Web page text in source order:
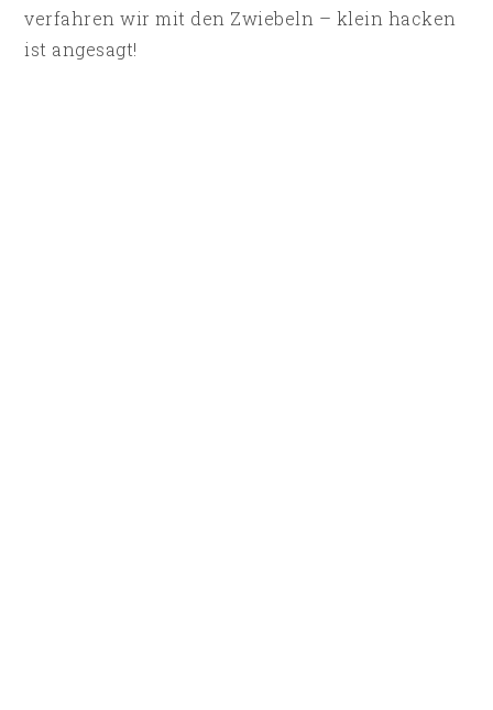
verfahren wir mit den Zwiebeln – klein hacken
ist angesagt!